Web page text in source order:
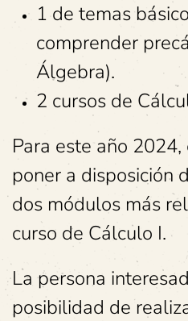
1 de temas
comprender
Álgebra).
2 cursos de
Para este año
poner a disposición
dos módulos más
curso de Cálculo I.
La persona
posibilidad de